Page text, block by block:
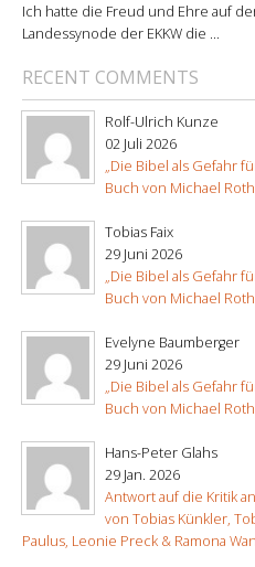
Ich hatte die Freud und Ehre auf
Landessynode der EKKW die ...
RECENT COMMENTS
Rolf-Ulrich Kunze
02 Juli 2026
„Die Bibel als Gefahr
Buch von Michael Roth
Tobias Faix
29 Juni 2026
„Die Bibel als Gefahr
Buch von Michael Roth
Evelyne Baumberger
29 Juni 2026
„Die Bibel als Gefahr
Buch von Michael Roth
Hans-Peter Glahs
29 Jan. 2026
Antwort auf die Kritik
von Tobias Künkler,
Paulus, Leonie Preck & Ramona